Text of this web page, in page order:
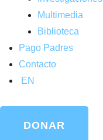
Multimedia
Biblioteca
Pago Padres
Contacto
EN
DONAR